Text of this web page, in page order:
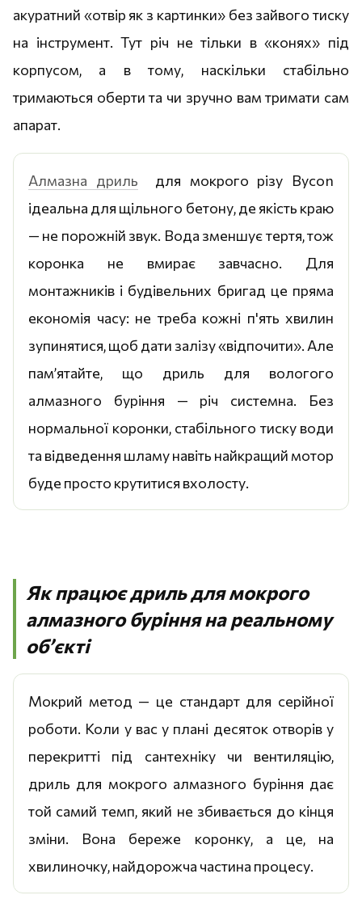
акуратний «отвір як з картинки» без зайвого тиску
на інструмент. Тут річ не тільки в «конях» під
корпусом, а в тому, наскільки стабільно
тримаються оберти та чи зручно вам тримати сам
апарат.
Алмазна дриль для мокрого різу Bycon
ідеальна для щільного бетону, де якість краю
— не порожній звук. Вода зменшує тертя, тож
коронка не вмирає завчасно. Для
монтажників і будівельних бригад це пряма
економія часу: не треба кожні п'ять хвилин
зупинятися, щоб дати залізу «відпочити». Але
пам’ятайте, що дриль для вологого
алмазного буріння — річ системна. Без
нормальної коронки, стабільного тиску води
та відведення шламу навіть найкращий мотор
буде просто крутитися вхолосту.
Як працює дриль для мокрого
алмазного буріння на реальному
об’єкті
Мокрий метод — це стандарт для серійної
роботи. Коли у вас у плані десяток отворів у
перекритті під сантехніку чи вентиляцію,
дриль для мокрого алмазного буріння дає
той самий темп, який не збивається до кінця
зміни. Вона береже коронку, а це, на
хвилиночку, найдорожча частина процесу.